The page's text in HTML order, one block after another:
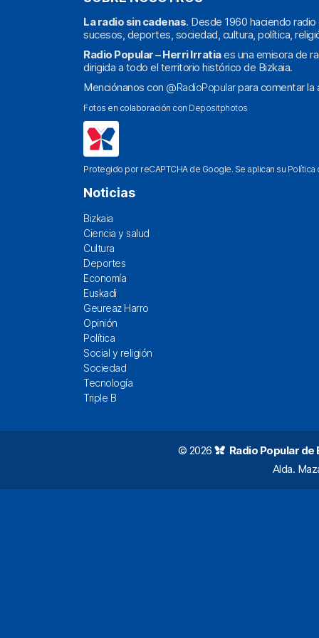
La radio sin cadenas. Desde 1960 haciendo
sucesos, deportes, sociedad, cultura, política,
Radio Popular – Herri Irratiaes una emisora de
dirigida a todo el territorio histórico de Bizkaia.
Menciónanos con @RadioPopularpara comentar la
Fotos en colaboración con Depositphotos
Protegido por reCAPTCHA de Google. Se aplican su Política
Noticias
Bizkaia
Ciencia y salud
Cultura
Deportes
Economía
Euskadi
Geureaz Harro
Opinión
Política
Social y religión
Sociedad
Tecnología
Triple B
© 2026 Radio Popular de
Alda.